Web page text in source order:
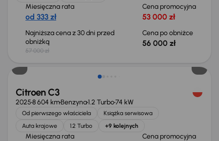
Miesięczna rata
od 333 zł
Cena promocyjna
53 000 zł
Najniższa cena z 30 dni przed
obniżką
57 000 zł
Cena po obniżce
56 000 zł
Od nowego taniej o 16 000 zł
Citroen C3
20258 604 kmBenzyna1.2 Turbo74 kW
Od pierwszego właściciela
Książka serwisowa
Auta krajowe
1.2 Turbo +9 kolejnych
Miesięczna rata Cena promocyjna